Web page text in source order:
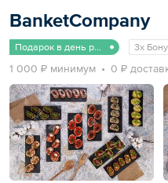
BanketCompany
Подарок в день рождения 3x
1 000 ₽ минимум 0 ₽